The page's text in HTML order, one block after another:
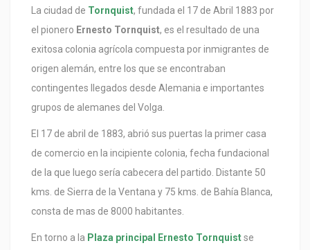
La ciudad de Tornquist, fundada el 17 de Abril 1883 por
el pionero Ernesto Tornquist, es el resultado de una
exitosa colonia agrícola compuesta por inmigrantes de
origen alemán, entre los que se encontraban
contingentes llegados desde Alemania e importantes
grupos de alemanes del Volga.
El 17 de abril de 1883, abrió sus puertas la primer casa
de comercio en la incipiente colonia, fecha fundacional
de la que luego sería cabecera del partido. Distante 50
kms. de Sierra de la Ventana y 75 kms. de Bahía Blanca,
consta de mas de 8000 habitantes.
En torno a la Plaza principal Ernesto Tornquistse